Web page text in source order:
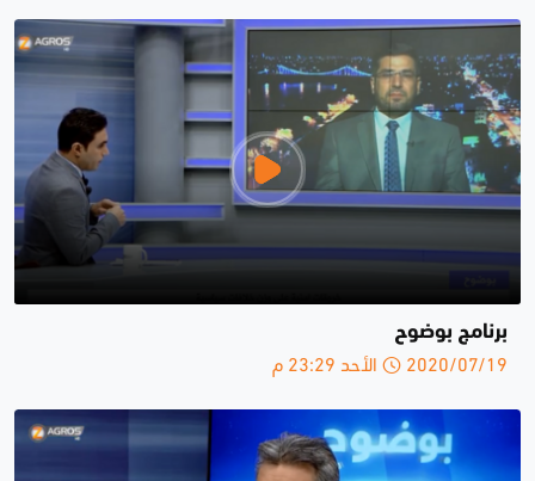
برنامج بوضوح
2020/07/19 الأحد 23:29 م